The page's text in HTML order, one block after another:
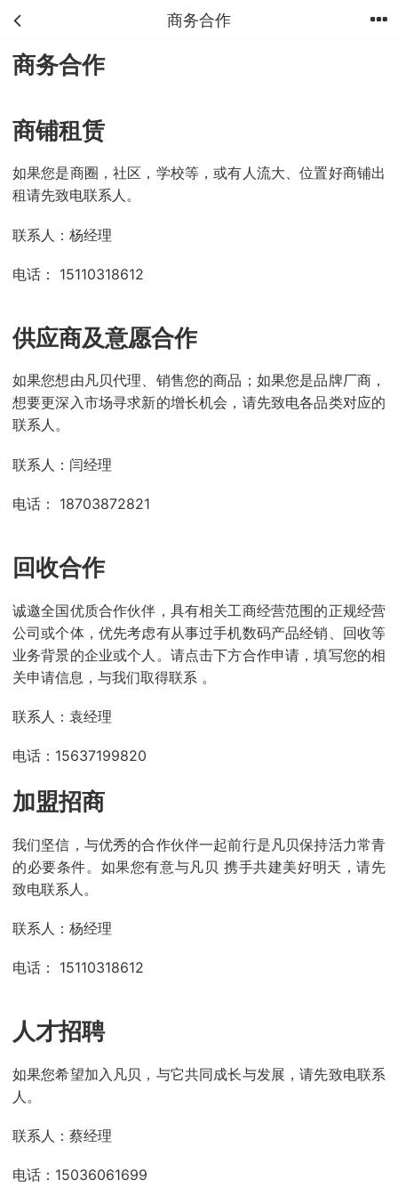
商务合作
首页
商务合作
商铺租赁
如果您是商圈，社区，学校等，或有人流大、位置好商铺出
租请先致电联系人。
联系人：杨经理
电话： 15110318612
供应商及意愿合作
如果您想由凡贝代理、销售您的商品；如果您是品牌厂商，
想要更深入市场寻求新的增长机会，请先致电各品类对应的
联系人。
联系人：闫经理
电话： 18703872821
回收合作
诚邀全国优质合作伙伴，具有相关工商经营范围的正规经营
公司或个体，优先考虑有从事过手机数码产品经销、回收等
业务背景的企业或个人。请点击下方合作申请，填写您的相
关申请信息，与我们取得联系 。
联系人：袁经理
电话：15637199820
加盟招商
我们坚信，与优秀的合作伙伴一起前行是凡贝保持活力常青
的必要条件。如果您有意与凡贝 携手共建美好明天，请先
致电联系人。
联系人：杨经理
电话： 15110318612
人才招聘
如果您希望加入凡贝，与它共同成长与发展，请先致电联系
人。
联系人：蔡经理
电话：15036061699